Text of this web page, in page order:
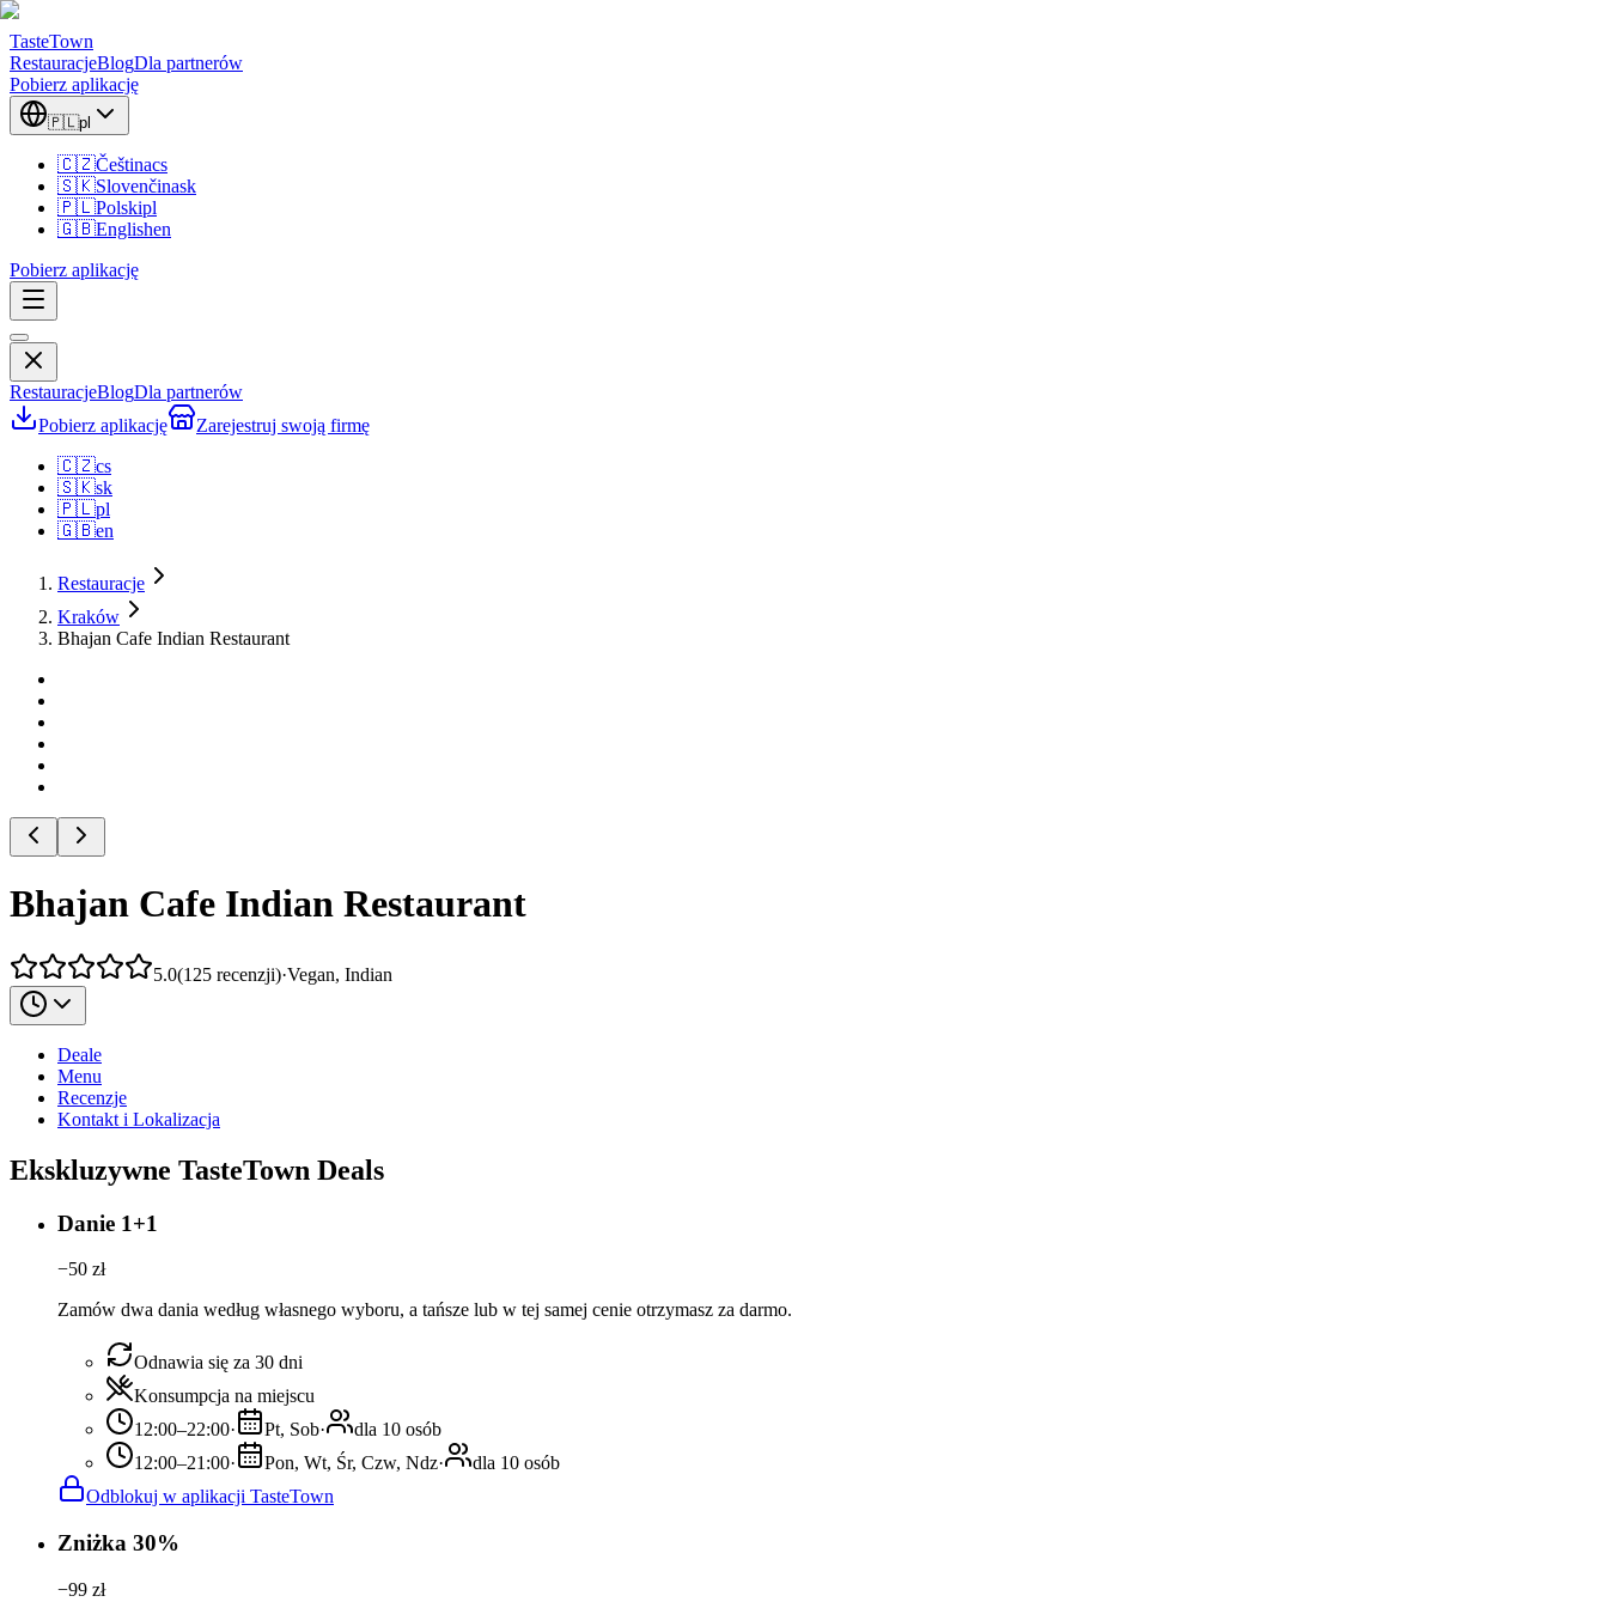
TasteTown
RestauracjeBlogDla partnerów
Pobierz aplikację
🇵🇱pl
🇨🇿Češtinacs
🇸🇰Slovenčinask
🇵🇱Polskipl
🇬🇧Englishen
Pobierz aplikację
RestauracjeBlogDla partnerów
Pobierz aplikację
Zarejestruj swoją firmę
🇨🇿cs
🇸🇰sk
🇵🇱pl
🇬🇧en
Restauracje
Kraków
Bhajan Cafe Indian Restaurant
Bhajan Cafe Indian Restaurant
5.0(125 recenzji)·Vegan, Indian
Deale
Menu
Recenzje
Kontakt i Lokalizacja
Ekskluzywne TasteTown Deals
Danie 1+1
−50 zł
Zamów dwa dania według własnego wyboru, a tańsze lub w tej samej cenie otrzymasz za darmo.
Odnawia się za 30 dni
Konsumpcja na miejscu
12:00–22:00· Pt, Sob·
dla 10 osób
12:00–21:00· Pon, Wt, Śr, Czw, Ndz·
dla 10 osób
Odblokuj w aplikacji TasteTown
Zniżka 30%
−99 zł